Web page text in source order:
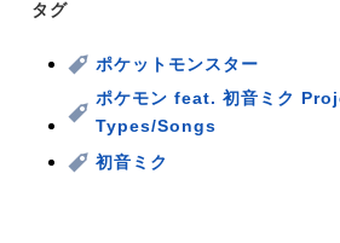
タグ
ポケットモンスター
ポケモン feat. 初音ミク
Types/Songs
初音ミク